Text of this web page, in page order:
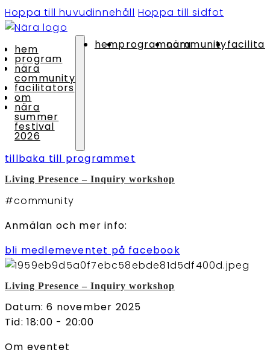
Hoppa till huvudinnehåll Hoppa till sidfot
hem
program
nära
community
facilitators
om
nära
summer
festival
2026
hemprogramnära community
Living Presence – Inquiry workshop
#community
tillbaka till programmet
Anmälan och mer info:
bli medlemeventet på facebook
Living Presence – Inquiry workshop
Datum: 6 november 2025
Tid: 18:00 - 20:00
Om eventet